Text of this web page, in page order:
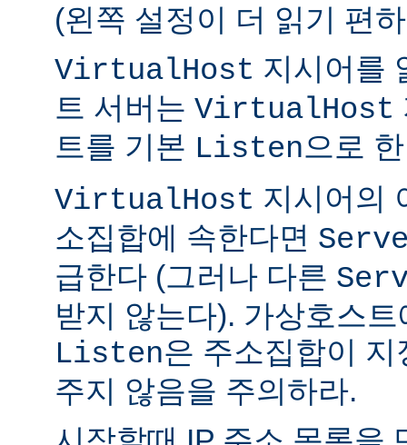
(왼쪽 설정이 더 읽기 편
VirtualHost 지시어를
트 서버는 VirtualHost
트를 기본 Listen으로
VirtualHost 지시어의
소집합에 속한다면
급한다 (그러나 다른
받지 않는다). 가상호스
Listen은 주소집합이
주지 않음을 주의하라.